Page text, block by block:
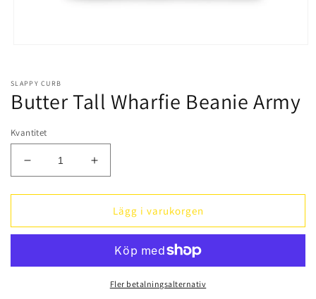
i
SLAPPY CURB
Butter Tall Wharfie Beanie Army
Kvantitet
Minska
kvantitet
för
Tall
Army
Öka
kvantitet
för
Butter
Tall
Beanie
Army
Lägg i varukorgen
Fler betalningsalternativ